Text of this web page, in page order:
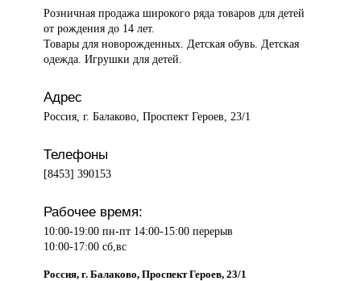
Розничная продажаширокого ряда товаров для детей
от рождения до 14 лет.
Товары для новорожденных. Детская обувь. Детская
одежда. Игрушки для детей.
Адрес
Россия, г. Балаково, Проспект Героев, 23/1
Телефоны
[8453] 390153
Рабочее время:
10:00-19:00 пн-пт 14:00-15:00 перерыв
10:00-17:00 сб,вс
Россия, г. Балаково, Проспект Героев, 23/1